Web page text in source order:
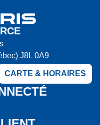
J8L 0A9
CARTE & HORAIRES